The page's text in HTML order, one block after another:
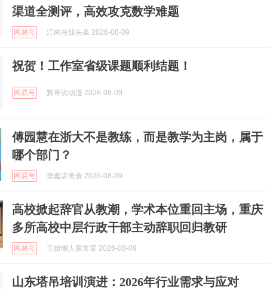
渠道全测评，高效攻克数学难题
网易号 江南在线头条 2026-08-09
祝贺！工作室省级课题顺利结题！
网易号 辉哥说动漫 2026-08-09
傅园慧在浙大不是教练，而是教学为主岗，属于
哪个部门？
网易号 华庭讲美食 2026-08-09
高校掀起辞官从教潮，学术本位重回主场，重庆
多所高校中层行政干部主动辞职回归教研
网易号 王姐懒人家常菜 2026-08-09
山东塔吊培训演进：2026年行业需求与应对